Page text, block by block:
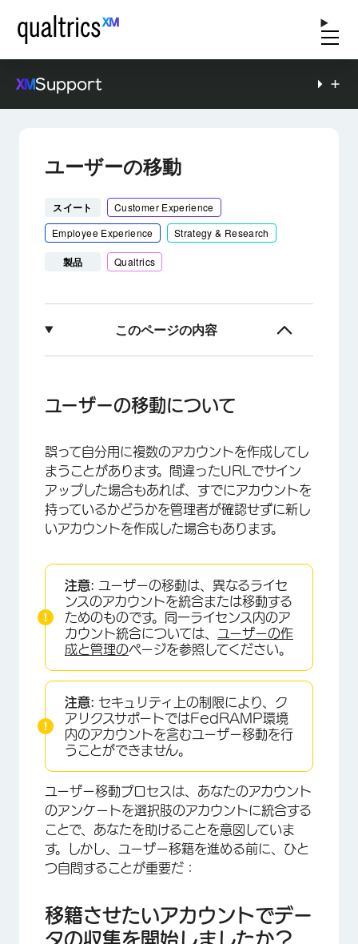
Support
ユーザーの移動
スイート
Customer Experience
Employee Experience
Strategy & Research
製品 Qualtrics
このページの内容
ユーザーの移動プロセス
アカウントの削除
FAQs
ユーザーの移動について
誤って自分用に複数のアカウントを作成してし
まうことがあります。間違ったURLでサイン
アップした場合もあれば、すでにアカウントを
持っているかどうかを管理者が確認せずに新し
いアカウントを作成した場合もあります。
注意: ユーザーの移動は、異なるライセ
ンスのアカウントを統合または移動する
ためのものです。同一ライセンス内のア
カウント統合については、
ユーザーの作
成と管理のページを参照してください。
注意: セキュリティ上の制限により、ク
アリクスサポートではFedRAMP環境
内のアカウントを含むユーザー移動を行
うことができません。
ユーザー移動プロセスは、あなたのアカウント
のアンケートを選択肢のアカウントに統合する
ことで、あなたを助けることを意図していま
す。しかし、ユーザー移籍を進める前に、ひと
つ自問することが重要だ：
移籍させたいアカウントでデー
タの収集を開始しましたか？